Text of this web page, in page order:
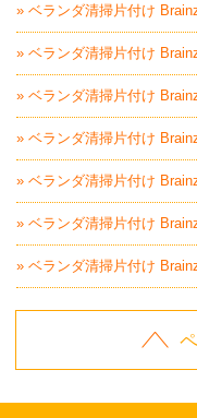
» ベランダ清掃片付け
» ベランダ清掃片付け
» ベランダ清掃片付け
» ベランダ清掃片付け
» ベランダ清掃片付け
» ベランダ清掃片付け
» ベランダ清掃片付け